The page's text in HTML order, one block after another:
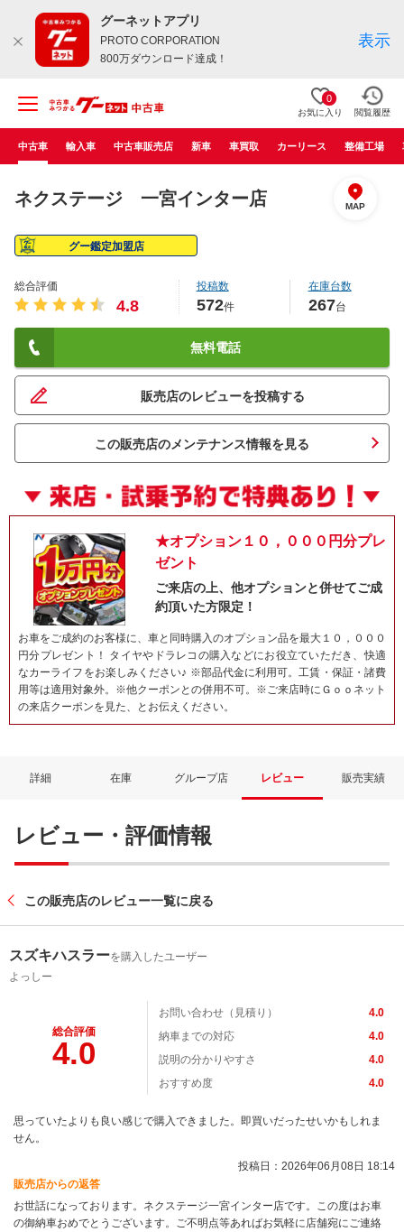
グーネットアプリ
PROTO CORPORATION
800万ダウンロード達成！
表示
0
お気に入り 閲覧履歴
中古車 輸入車 中古車販売店 新車 車買取 カーリース 整備工場
ネクステージ 一宮インター店 MAP
グー鑑定加盟店
総合評価
4.8
投稿数
572件
在庫台数
267台
無料電話
販売店のレビューを投稿する
この販売店のメンテナンス情報を見る
★オプション１０，０００円分プレ
ゼント
ご来店の上、他オプションと併せてご成
約頂いた方限定！
お車をご成約のお客様に、車と同時購入のオプション品を最大１０，０００
円分プレゼント！ タイヤやドラレコの購入などにお役立ていただき、快適
なカーライフをお楽しみください♪ ※部品代金に利用可。工賃・保証・諸費
用等は適用対象外。※他クーポンとの併用不可。※ご来店時にＧｏｏネット
の来店クーポンを見た、とお伝えください。
詳細 在庫 グループ店 レビュー 販売実績
レビュー・評価情報
この販売店のレビュー一覧に戻る
スズキハスラーを購入したユーザー
よっしー
総合評価
4.0
お問い合わせ（見積り）
4.0
納車までの対応
4.0
説明の分かりやすさ
4.0
おすすめ度
4.0
思っていたよりも良い感じで購入できました。即買いだったせいかもしれま
せん。
投稿日：2026年06月08日 18:14
販売店からの返答
お世話になっております。ネクステージ一宮インター店です。この度はお車
の御納車おめでとうございます。ご不明点等あればお気軽に店舗宛にご連絡